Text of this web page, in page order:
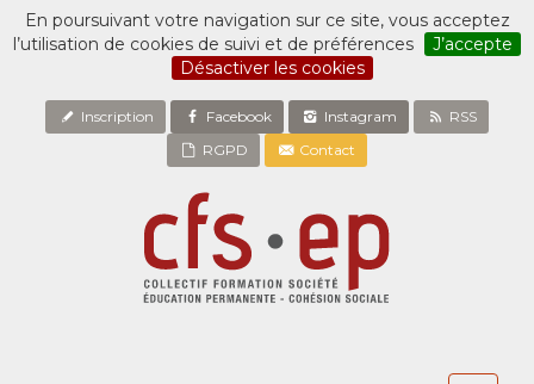
En poursuivant votre navigation sur ce site, vous acceptez
l’utilisation de cookies de suivi et de préférences
J’accepte
Désactiver les cookies
Inscription Facebook Instagram
RSS
RGPD
Contact